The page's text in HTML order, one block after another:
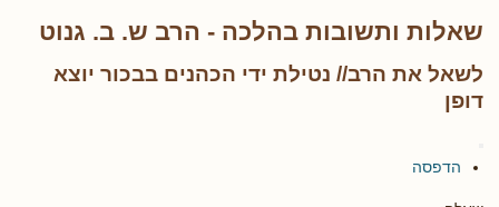
שאלות ותשובות בהלכה - הרב ש. ב. גנוט
לשאל את הרב// נטילת ידי הכהנים בבכור יוצא
דופן
הדפסה